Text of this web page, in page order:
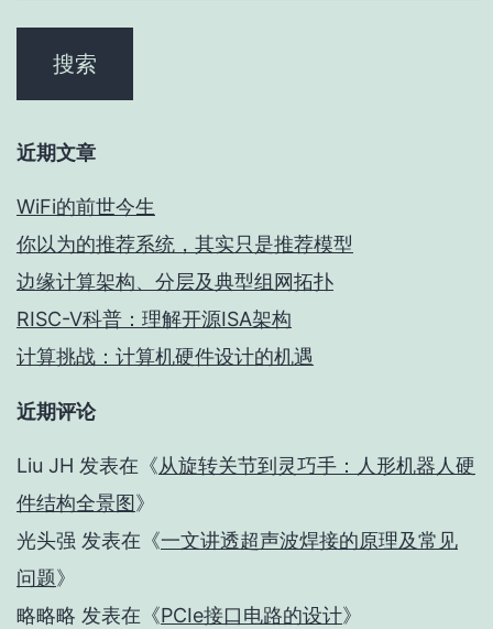
近期文章
WiFi的前世今生
你以为的推荐系统，其实只是推荐模型
边缘计算架构、分层及典型组网拓扑
RISC-V科普：理解开源ISA架构
计算挑战：计算机硬件设计的机遇
近期评论
Liu JH 发表在《从旋转关节到灵巧手：人形机器人硬
件结构全景图》
光头强 发表在《一文讲透超声波焊接的原理及常见
问题》
略略略 发表在《PCIe接口电路的设计》